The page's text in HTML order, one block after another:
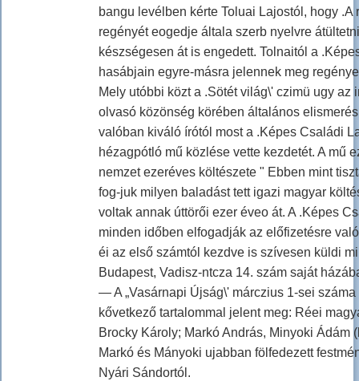
bangu levélben kérte Toluai Lajostól, hogy .A
regényét eogedje általa szerb nyelvre
készségesen át is engedett. Tolnaitól a
hasábjain egyre-másra jelennek meg
Mely utóbbi közt a .Sötét világ\' czimü ugy az
olvasó közönség körében általános
valóban kiváló írótól most a .Képes Családi
hézagpótló mű közlése vette kezdetét. A mű
nemzet ezeréves költészete " Ebben mint
fog-juk milyen baladást tett igazi magyar
voltak annak úttörői ezer éveo át. A .Képes
minden időben elfogadják az előfizetésre
éi az első számtól kezdve is szívesen küldi
Budapest, Vadisz-ntcza 14. szám saját
— A „Vasárnapi Újság\' márczius 1-sei
kővetkező tartalommal jelent meg: Réei
Brocky Károly; Markó András, Minyoki Ádám
Markó és Mányoki ujabban fölfedezett
Nyári Sándortól.